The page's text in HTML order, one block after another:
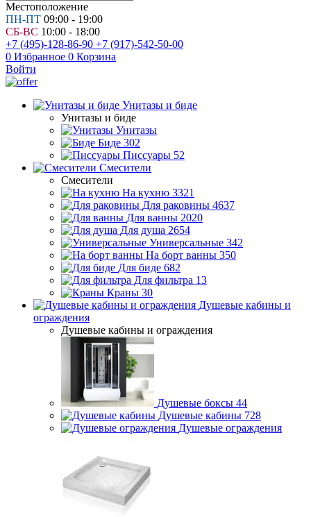
Местоположение
ПН-ПТ 09:00 - 19:00
СБ-ВС 10:00 - 18:00
+7 (495)-128-86-90 +7 (917)-542-50-00
0 Избранное 0 Корзина
Войти
Унитазы и биде
Унитазы и биде
Унитазы
Биде 302
Писсуары 52
Смесители
Смесители
На кухню 3321
Для раковины 4637
Для ванны 2020
Для душа 2654
Универсальные 342
На борт ванны 350
Для биде 682
Для фильтра 13
Краны 30
Душевые кабины и
ограждения
Душевые кабины и ограждения
Душевые боксы 44
Душевые кабины 728
Душевые ограждения